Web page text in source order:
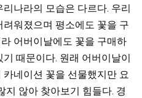
나라의 모습은 다르다. 우리
워졌으며 평소에도 꽃을 구
어버이날에도 꽃을 구매하
때문이다. 원래 어버이날이
네이션 꽃을 선물했지만 요
지 않아 찾아보기 힘들다. 경